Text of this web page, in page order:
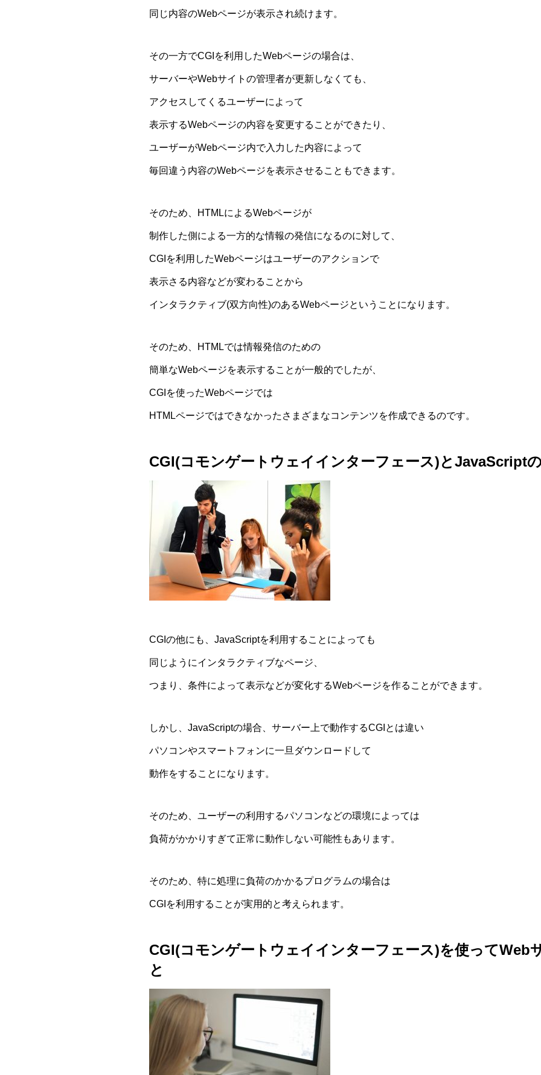
同じ内容のWebページが表示され続けます。
その一方でCGIを利用したWebページの場合は、
サーバーやWebサイトの管理者が更新しなくても、
アクセスしてくるユーザーによって
表示するWebページの内容を変更することができたり、
ユーザーがWebページ内で入力した内容によって
毎回違う内容のWebページを表示させることもできます。
そのため、HTMLによるWebページが
制作した側による一方的な情報の発信になるのに対して、
CGIを利用したWebページはユーザーのアクションで
表示さる内容などが変わることから
インタラクティブ(双方向性)のあるWebページということになります。
そのため、HTMLでは情報発信のための
簡単なWebページを表示することが一般的でしたが、
CGIを使ったWebページでは
HTMLページではできなかったさまざまなコンテンツを作成できるのです。
CGI(コモンゲートウェイインターフェース)とJavaScript
CGIの他にも、JavaScriptを利用することによっても
同じようにインタラクティブなページ、
つまり、条件によって表示などが変化するWebページを作ることができます。
しかし、JavaScriptの場合、サーバー上で動作するCGIとは違い
パソコンやスマートフォンに一旦ダウンロードして
動作をすることになります。
そのため、ユーザーの利用するパソコンなどの環境によっては
負荷がかかりすぎて正常に動作しない可能性もあります。
そのため、特に処理に負荷のかかるプログラムの場合は
CGIを利用することが実用的と考えられます。
CGI(コモンゲートウェイインターフェース)を使ってWeb
と